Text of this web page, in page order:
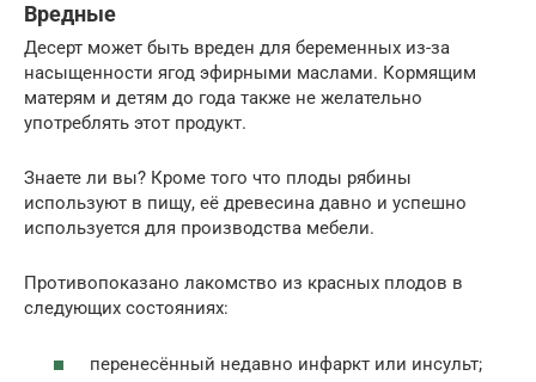
Вредные
Десерт может быть вреден для беременных из-за
насыщенности ягод эфирными маслами. Кормящим
матерям и детям до года также не желательно
употреблять этот продукт.
Знаете ли вы? Кроме того что плоды рябины
используют в пищу, её древесина давно и успешно
используется для производства мебели.
Противопоказано лакомство из красных плодов в
следующих состояниях:
перенесённый недавно инфаркт или инсульт;